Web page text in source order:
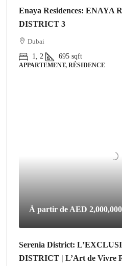
Enaya Residences: ENAYA
DISTRICT 3
Dubai
1, 2
695 sqft
APPARTEMENT, RÉSIDENCE
À partir de AED 2,000,000
Serenia District:
DISTRICT | L’Art de Vivre